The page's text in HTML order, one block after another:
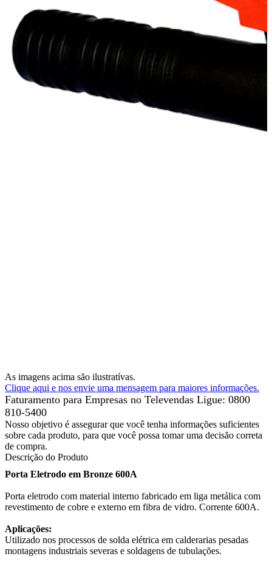
As imagens acima são ilustratívas.
Clique aqui e nos envie uma mensagem para maiores informações.
Faturamento para Empresas no Televendas Ligue: 0800
810-5400
Nosso objetivo é assegurar que você tenha informações suficientes
sobre cada produto, para que você possa tomar uma decisão correta
de compra.
Descrição do Produto
Porta Eletrodo em Bronze 600A
Porta eletrodo com material interno fabricado em liga metálica com
revestimento de cobre e externo em fibra de vidro. Corrente 600A.
Aplicações:
Utilizado nos processos de solda elétrica em calderarias pesadas
montagens industriais severas e soldagens de tubulações.